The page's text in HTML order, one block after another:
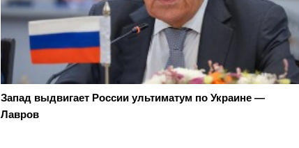
Запад выдвигает России ультиматум по Украине —
Лавров